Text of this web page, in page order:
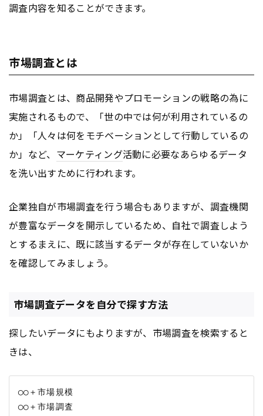
調査内容を知ることができます。
市場調査とは
市場調査とは、商品開発やプロモーションの戦略の為に
実施されるもので、「世の中では何が利用されているの
か」「人々は何をモチベーションとして行動しているの
か」など、 マーケティング活動に必要なあらゆるデータ
を洗い出すために行われます。
企業独自が市場調査を行う場合もありますが、調査機関
が豊富なデータを開示しているため、自社で調査しよう
とするまえに、既に該当するデータが存在していないか
を確認してみましょう。
市場調査データを自分で探す方法
探したいデータにもよりますが、市場調査を検索すると
きは、
◯◯＋市場規模
◯◯＋市場調査